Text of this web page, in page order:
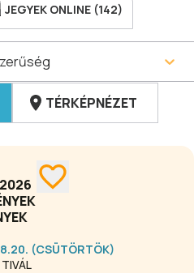
JEGYEK ONLINE (142)
TÉRKÉPNÉZET
(CSÜTÖRTÖK)